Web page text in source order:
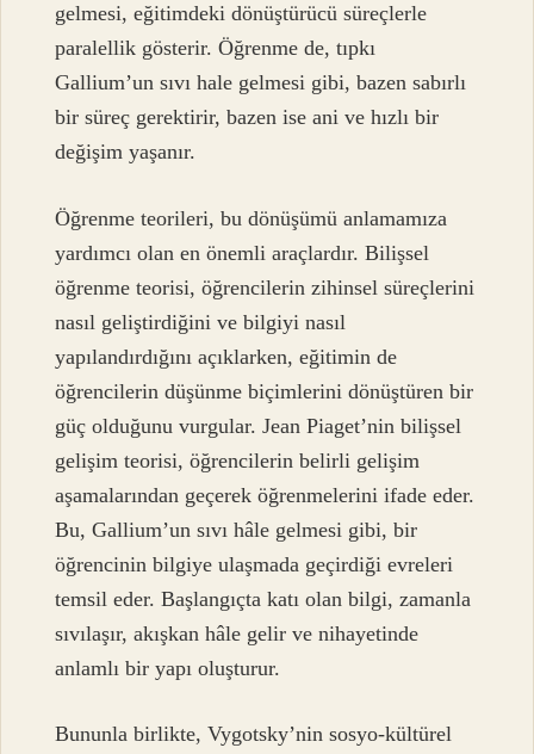
gelmesi, eğitimdeki dönüştürücü süreçlerle
paralellik gösterir. Öğrenme de, tıpkı
Gallium’un sıvı hale gelmesi gibi, bazen sabırlı
bir süreç gerektirir, bazen ise ani ve hızlı bir
değişim yaşanır.
Öğrenme teorileri, bu dönüşümü anlamamıza
yardımcı olan en önemli araçlardır. Bilişsel
öğrenme teorisi, öğrencilerin zihinsel süreçlerini
nasıl geliştirdiğini ve bilgiyi nasıl
yapılandırdığını açıklarken, eğitimin de
öğrencilerin düşünme biçimlerini dönüştüren bir
güç olduğunu vurgular. Jean Piaget’nin bilişsel
gelişim teorisi, öğrencilerin belirli gelişim
aşamalarından geçerek öğrenmelerini ifade eder.
Bu, Gallium’un sıvı hâle gelmesi gibi, bir
öğrencinin bilgiye ulaşmada geçirdiği evreleri
temsil eder. Başlangıçta katı olan bilgi, zamanla
sıvılaşır, akışkan hâle gelir ve nihayetinde
anlamlı bir yapı oluşturur.
Bununla birlikte, Vygotsky’nin sosyo-kültürel